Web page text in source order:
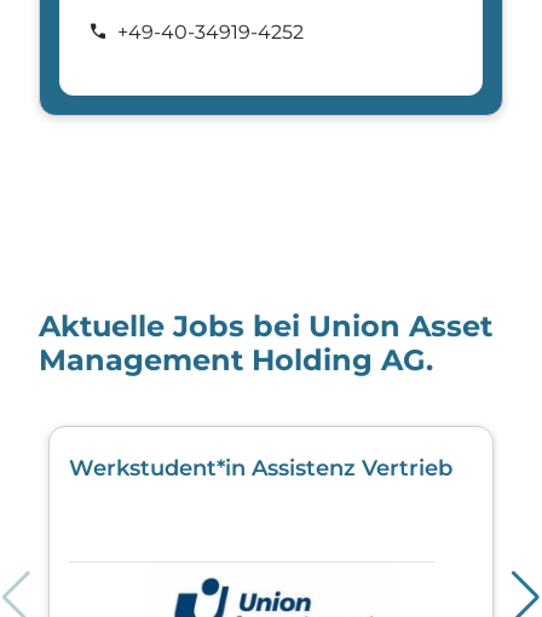
call +49-40-34919-4252
Aktuelle Jobs bei Union Asset
Management Holding AG.
Werkstudent*in Assistenz Vertrieb